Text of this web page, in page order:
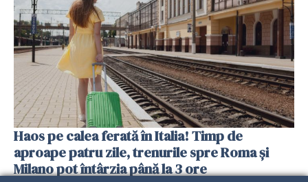
Haos pe calea ferată în Italia! Timp de
aproape patru zile, trenurile spre Roma și
Milano pot întârzia până la 3 ore